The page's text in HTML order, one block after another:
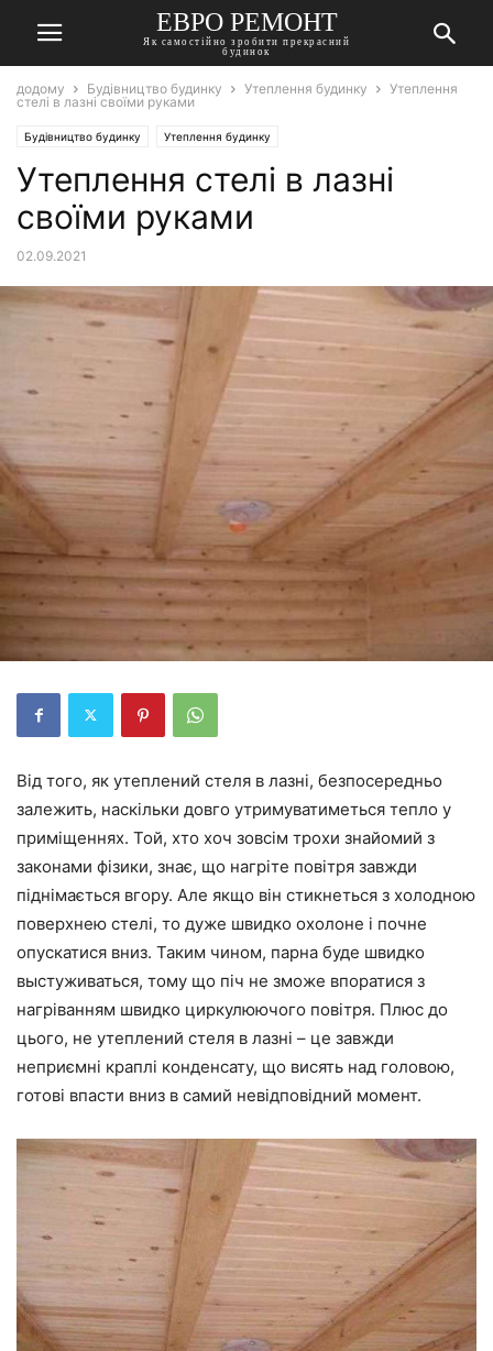
ЕВРО РЕМОНТ
Як самостійно зробити прекрасний
будинок
додому Будівництво будинку Утеплення будинку
Утеплення
стелі в лазні своїми руками
Будівництво будинку Утеплення будинку
Утеплення стелі в лазні
своїми руками
02.09.2021
Від того, як утеплений стеля в лазні, безпосередньо
залежить, наскільки довго утримуватиметься тепло у
приміщеннях. Той, хто хоч зовсім трохи знайомий з
законами фізики, знає, що нагріте повітря завжди
піднімається вгору. Але якщо він стикнеться з холодною
поверхнею стелі, то дуже швидко охолоне і почне
опускатися вниз. Таким чином, парна буде швидко
выстуживаться, тому що піч не зможе впоратися з
нагріванням швидко циркулюючого повітря. Плюс до
цього, не утеплений стеля в лазні – це завжди
неприємні краплі конденсату, що висять над головою,
готові впасти вниз в самий невідповідний момент.